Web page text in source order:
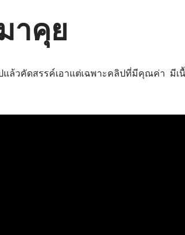
าคุย
ล้วคัดสรรค์เอาแต่เฉพาะคลิปที่มีคุณค่า มี